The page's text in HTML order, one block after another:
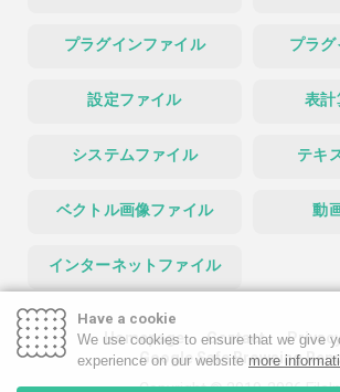
プラグインファイル プラ
設定ファイル 表計
システムファイル テキ
ベクトル画像ファイル 動
インターネットファイル
Homepage Contact
Google Safe Browsing
Have a cookie
We use cookies to ensure that we give
experience on our website more